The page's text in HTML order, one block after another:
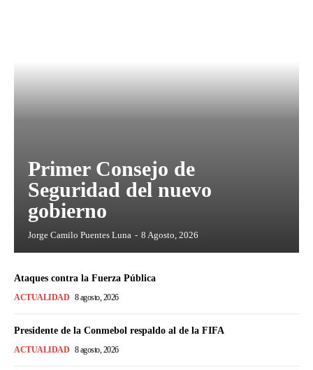
Primer Consejo de
Seguridad del nuevo
gobierno
Jorge Camilo Puentes Luna - 8 Agosto, 2026
Ataques contra la Fuerza Pública
ACTUALIDAD 8 agosto, 2026
Presidente de la Conmebol respaldo al de la FIFA
ACTUALIDAD 8 agosto, 2026